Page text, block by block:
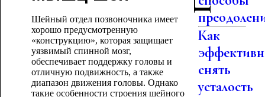
Шейный отдел позвоночника имеет
хорошо предусмотренную
«конструкцию», которая защищает
уязвимый спинной мозг,
обеспечивает поддержку головы и
отличную подвижность, а также
диапазон движения головы. Однако
такие особенности строения шейного
Как
снять
усталость